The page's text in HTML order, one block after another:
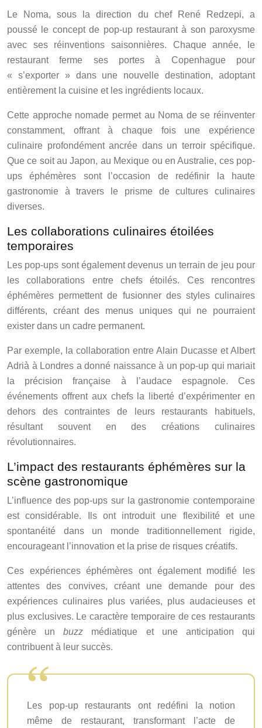
Le Noma, sous la direction du chef René Redzepi, a
poussé le concept de pop-up restaurant à son paroxysme
avec ses réinventions saisonnières. Chaque année, le
restaurant ferme ses portes à Copenhague pour
« s’exporter » dans une nouvelle destination, adoptant
entièrement la cuisine et les ingrédients locaux.
Cette approche nomade permet au Noma de se réinventer
constamment, offrant à chaque fois une expérience
culinaire profondément ancrée dans un terroir spécifique.
Que ce soit au Japon, au Mexique ou en Australie, ces pop-
ups éphémères sont l’occasion de redéfinir la haute
gastronomie à travers le prisme de cultures culinaires
diverses.
Les collaborations culinaires étoilées
temporaires
Les pop-ups sont également devenus un terrain de jeu pour
les collaborations entre chefs étoilés. Ces rencontres
éphémères permettent de fusionner des styles culinaires
différents, créant des menus uniques qui ne pourraient
exister dans un cadre permanent.
Par exemple, la collaboration entre Alain Ducasse et Albert
Adrià à Londres a donné naissance à un pop-up qui mariait
la précision française à l’audace espagnole. Ces
événements offrent aux chefs la liberté d’expérimenter en
dehors des contraintes de leurs restaurants habituels,
résultant souvent en des créations culinaires
révolutionnaires.
L’impact des restaurants éphémères sur la
scène gastronomique
L’influence des pop-ups sur la gastronomie contemporaine
est considérable. Ils ont introduit une flexibilité et une
spontanéité dans un monde traditionnellement rigide,
encourageant l’innovation et la prise de risques créatifs.
Ces expériences éphémères ont également modifié les
attentes des convives, créant une demande pour des
expériences culinaires plus variées, plus audacieuses et
plus exclusives. Le caractère temporaire de ces restaurants
génère unbuzz médiatique et une anticipation qui
contribuent à leur succès.
Les pop-up restaurants ont redéfini la notion
même de restaurant, transformant l’acte de